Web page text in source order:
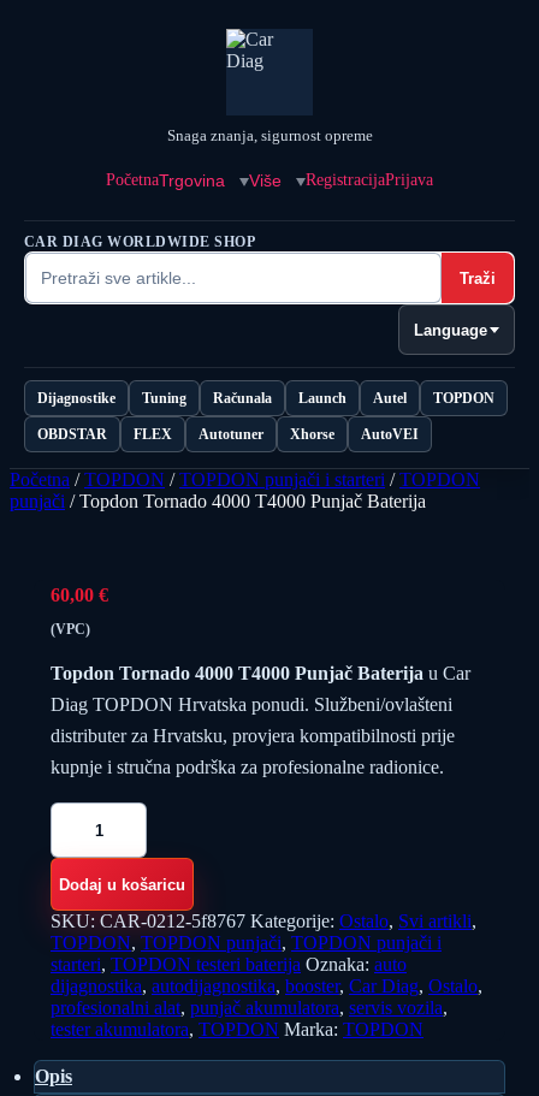
Snaga znanja, sigurnost opreme
PočetnaTrgovina Više RegistracijaPrijava
CAR DIAG WORLDWIDE SHOP
Traži
Language
Dijagnostike Tuning Računala Launch Autel TOPDON
OBDSTAR FLEX Autotuner Xhorse AutoVEI
Početna /TOPDON /TOPDON punjači i starteri /TOPDON
punjači / Topdon Tornado 4000 T4000 Punjač Baterija
60,00 €
(VPC)
Topdon Tornado 4000 T4000 Punjač Baterija u Car
Diag TOPDON Hrvatska ponudi. Službeni/ovlašteni
distributer za Hrvatsku, provjera kompatibilnosti prije
kupnje i stručna podrška za profesionalne radionice.
Topdon
Tornado
4000
T4000
Punjač
Baterija
količina
Dodaj u košaricu
SKU: CAR-0212-5f8767 Kategorije: Ostalo, Svi artikli,
TOPDON, TOPDON punjači, TOPDON punjači i
starteri, TOPDON testeri baterija Oznaka: auto
dijagnostika, autodijagnostika, booster, Car Diag, Ostalo,
profesionalni alat, punjač akumulatora, servis vozila,
tester akumulatora, TOPDON Marka: TOPDON
Opis